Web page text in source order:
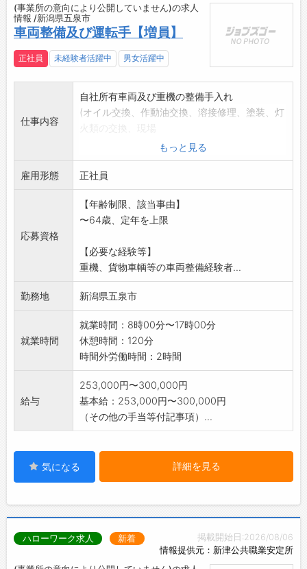
(事業所の意向により公開していません)の求人
情報 /新潟県五泉市
車両整備及び運転手【増員】
正社員 未経験者活躍中 男女活躍中
仕事内容
自社所有車両及び重機の整備手入れ
(オイル交換、作動油交換、溶接修理、塗装、灯
でのできる範囲での応急修理等)
必要な機材等あれば貸与、支給しますのでおっ
しゃってください。
当社ヤード工場
現場が忙しい際はユニックやダンプでの資材、
建材運搬をお願いし
*資格があれば尚良し(免許・資格がない方に取
得補助(一部)
あります。
*大型車両運転経験(回送等) ※変更
もっと見る
雇用形態 正社員
応募資格
【年齢制限、該当事由】
〜64歳、定年を上限
【必要な経験等】
重機、貨物車輌等の車両整備経験者...
勤務地 新潟県五泉市
就業時間
就業時間：8時00分〜17時00分
休憩時間：120分
時間外労働時間：2時間
給与
253,000円〜300,000円
基本給：253,000円〜300,000円
（その他の手当等付記事項）...
気になる 詳細を見る
掲載開始日:2026/08/06
情報提供元：新津公共職業安定所
ハローワーク求人 新着